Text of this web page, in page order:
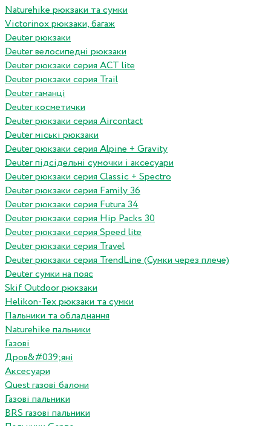
Naturehike рюкзаки та сумки
Victorinox рюкзаки, багаж
Deuter рюкзаки
Deuter велосипедні рюкзаки
Deuter рюкзаки серия ACT lite
Deuter рюкзаки серия Trail
Deuter гаманці
Deuter косметички
Deuter рюкзаки серия Aircontact
Deuter міські рюкзаки
Deuter рюкзаки серия Alpine + Gravity
Deuter підсідельні сумочки і аксесуари
Deuter рюкзаки серия Classic + Spectro
Deuter рюкзаки серия Family 36
Deuter рюкзаки серия Futura 34
Deuter рюкзаки серия Hip Packs 30
Deuter рюкзаки серия Speed lite
Deuter рюкзаки серия Travel
Deuter рюкзаки серия TrendLine (Сумки через плече)
Deuter сумки на пояс
Skif Outdoor рюкзаки
Helikon-Tex рюкзаки та сумки
Пальники та обладнання
Naturehike пальники
Газові
Дров&#039;яні
Аксесуари
Quest газові балони
Газові пальники
BRS газові пальники